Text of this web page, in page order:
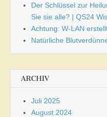
Der Schlüssel zur
Sie sie alle? | QS24
Achtung: W-LAN
Natürliche
ARCHIV
Juli 2025
August 2024